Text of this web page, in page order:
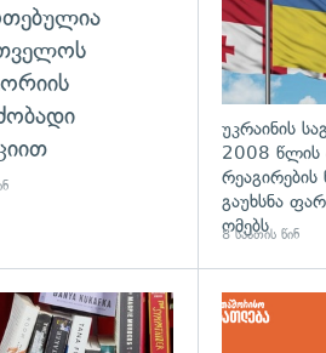
უკრაინის
2008 წლის
რეაგირების
გაუხსნა
ომებს
8 საათის წინ
გადახედვა